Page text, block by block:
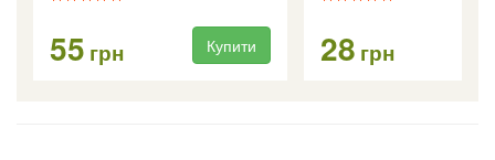
55 грн Купити 28 грн